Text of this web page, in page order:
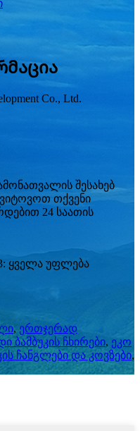
Co., Ltd.
შესახებ
თქვენი
24 საათის
ყველა უფლება
,ერთჯერად
ბამბუკის ჩხირები, ეკო
ჩანგლები და კოვზები,